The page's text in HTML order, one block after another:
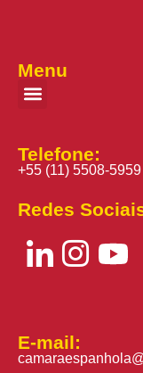
Menu
Telefone:
+55 (11) 5508-5959
Redes
E-mail: